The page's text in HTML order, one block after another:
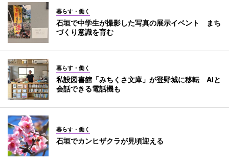
暮らす・働く
石垣で中学生が撮影した写真の展示イベント まち
づくり意識を育む
暮らす・働く
私設図書館「みちくさ文庫」が登野城に移転 AIと
会話できる電話機も
暮らす・働く
石垣でカンヒザクラが見頃迎える